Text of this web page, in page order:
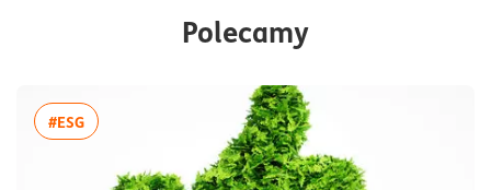
Polecamy
#ESGwięcej artykułów z tagiem:#ESG